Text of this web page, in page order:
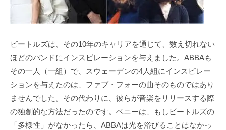
a
ビートルズは、その10年のキャリアを通じて、数え切れない
ほどのバンドにインスピレーションを与えました。ABBAも
その一人（一組）で、スウェーデンの4人組にインスピレー
ションを与えたのは、ファブ・フォーの曲そのものではあり
ませんでした。その代わりに、彼らが音楽をリリースする際
の独創的な方法だったのです。ベニーは、もしビートルズの
「多様性」がなかったら、ABBAは光を浴びることはなかっ